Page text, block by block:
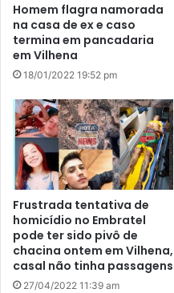
Homem flagra namorada
na casa de ex e caso
termina em pancadaria
em Vilhena
18/01/2022 19:52 pm
Frustrada tentativa de
homicídio no Embratel
pode ter sido pivô de
chacina ontem em Vilhena,
casal não tinha passagens
27/04/2022 11:39 am